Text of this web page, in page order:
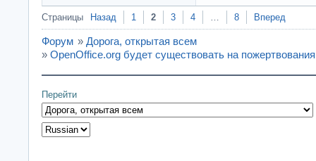
Страницы Назад 1 2 3 4 8 Вперед
Форум » Дорога, открытая всем
» OpenOffice.org будет существовать на пожертвования
Перейти